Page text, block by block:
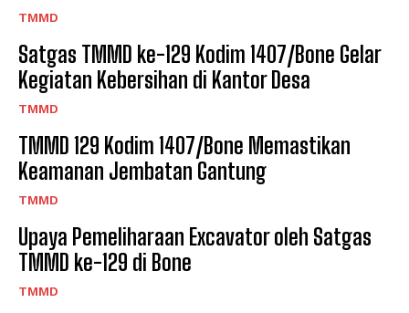
TMMD
Satgas TMMD ke-129 Kodim 1407/Bone Gelar
Kegiatan Kebersihan di Kantor Desa
TMMD
TMMD 129 Kodim 1407/Bone Memastikan
Keamanan Jembatan Gantung
TMMD
Upaya Pemeliharaan Excavator oleh Satgas
TMMD ke-129 di Bone
TMMD